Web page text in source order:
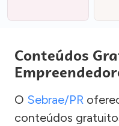
Conteúdos
O Sebrae/PR
conteúdos